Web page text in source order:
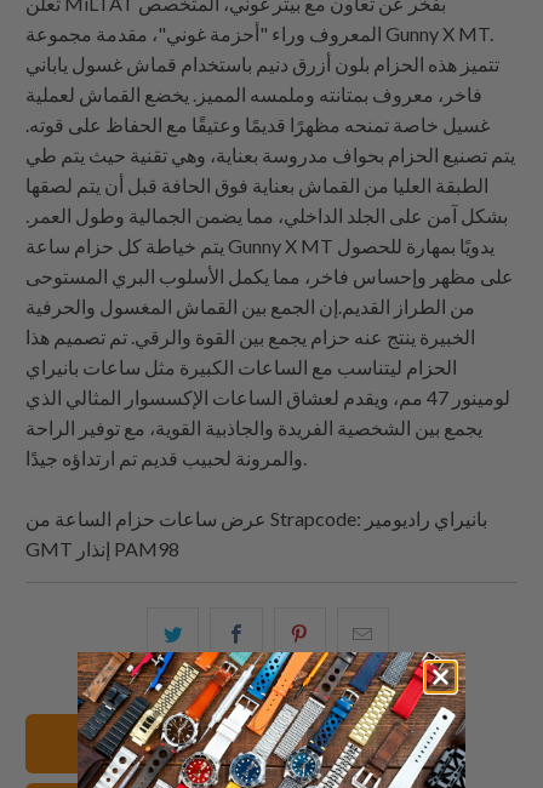
المعروف وراء "أحزمة غوني"، مقدمة مجموعة Gunny X MT.
تتميز هذه الحزام بلون أزرق دنيم باستخدام قماش غسول ياباني
فاخر، معروف بمتانته وملمسه المميز. يخضع القماش لعملية
غسيل خاصة تمنحه مظهرًا قديمًا وعتيقًا مع الحفاظ على قوته.
يتم تصنيع الحزام بحواف مدروسة بعناية، وهي تقنية حيث يتم طي
الطبقة العليا من القماش بعناية فوق الحافة قبل أن يتم لصقها
بشكل آمن على الجلد الداخلي، مما يضمن الجمالية وطول العمر.
يتم خياطة كل حزام ساعة Gunny X MT يدويًا بمهارة للحصول
على مظهر وإحساس فاخر، مما يكمل الأسلوب البري المستوحى
من الطراز القديم.إن الجمع بين القماش المغسول والحرفية
الخبيرة ينتج عنه حزام يجمع بين القوة والرقي. تم تصميم هذا
الحزام ليتناسب مع الساعات الكبيرة مثل ساعات بانيراي
لومينور 47 مم، ويقدم لعشاق الساعات الإكسسوار المثالي الذي
يجمع بين الشخصية الفريدة والجاذبية القوية، مع توفير الراحة
والمرونة لحبيب قديم تم ارتداؤه جيدًا.
عرض ساعات حزام الساعة منStrapcode: بانيراي راديومير
GMT إنذار PAM98
شارك
هذا
على
تويتر
شارك
هذا
على
فيسبوك
شارك
هذا
على
بينتيريست
الإلكتروني
هذا
إلى
صديق
عرض جميع الأساور